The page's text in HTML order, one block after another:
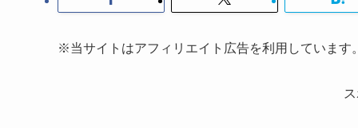
※当サイトはアフィリエイト広告を利用しています